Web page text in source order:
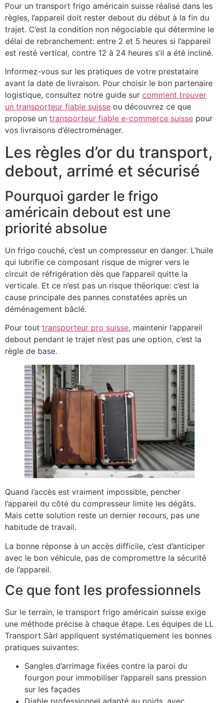
Pour un transport frigo américain suisse réalisé dans les
règles, l’appareil doit rester debout du début à la fin du
trajet. C’est la condition non négociable qui détermine le
délai de rebranchement: entre 2 et 5 heures si l’appareil
est resté vertical, contre 12 à 24 heures s’il a été incliné.
Informez-vous sur les pratiques de votre prestataire
avant la date de livraison. Pour choisir le bon partenaire
logistique, consultez notre guide sur comment trouver
un transporteur fiable suisse ou découvrez ce que
propose un transporteur fiable e-commerce suisse pour
vos livraisons d’électroménager.
Les règles d’or du transport,
debout, arrimé et sécurisé
Pourquoi garder le frigo
américain debout est une
priorité absolue
Un frigo couché, c’est un compresseur en danger. L’huile
qui lubrifie ce composant risque de migrer vers le
circuit de réfrigération dès que l’appareil quitte la
verticale. Et ce n’est pas un risque théorique: c’est la
cause principale des pannes constatées après un
déménagement bâclé.
Pour tout transporteur pro suisse, maintenir l’appareil
debout pendant le trajet n’est pas une option, c’est la
règle de base.
Quand l’accès est vraiment impossible, pencher
l’appareil du côté du compresseur limite les dégâts.
Mais cette solution reste un dernier recours, pas une
habitude de travail.
La bonne réponse à un accès difficile, c’est d’anticiper
avec le bon véhicule, pas de compromettre la sécurité
de l’appareil.
Ce que font les professionnels
Sur le terrain, le transport frigo américain suisse exige
une méthode précise à chaque étape. Les équipes de LL
Transport Sàrl appliquent systématiquement les bonnes
pratiques suivantes:
Sangles d’arrimage fixées contre la paroi du
fourgon pour immobiliser l’appareil sans pression
sur les façades